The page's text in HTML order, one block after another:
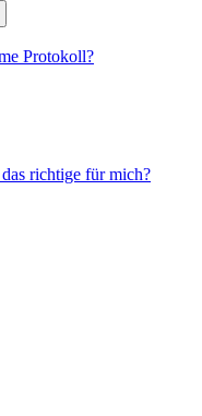
Protokoll?
richtige für mich?